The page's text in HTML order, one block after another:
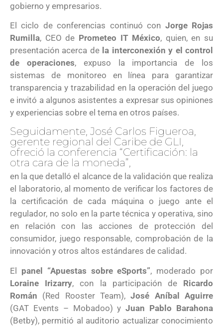
gobierno y empresarios.
El ciclo de conferencias continuó con Jorge Rojas
Rumilla, CEO de Prometeo IT México, quien, en su
presentación acerca de la interconexión y el control
de operaciones, expuso la importancia de los
sistemas de monitoreo en línea para garantizar
transparencia y trazabilidad en la operación del juego
e invitó a algunos asistentes a expresar sus opiniones
y experiencias sobre el tema en otros países.
Seguidamente, José Carlos Figueroa,
gerente regional del Caribe de GLI,
ofreció la conferencia “Certificación: la
otra cara de la moneda”,
en la que detalló el alcance de la validación que realiza
el laboratorio, al momento de verificar los factores de
la certificación de cada máquina o juego ante el
regulador, no solo en la parte técnica y operativa, sino
en relación con las acciones de protección del
consumidor, juego responsable, comprobación de la
innovación y otros altos estándares de calidad.
El panel “Apuestas sobre eSports”, moderado por
Loraine Irizarry, con la participación de Ricardo
Román (Red Rooster Team),José Aníbal Aguirre
(GAT Events – Mobadoo) yJuan Pablo Barahona
(Betby), permitió al auditorio actualizar conocimiento